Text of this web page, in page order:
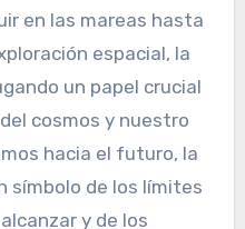
en las mareas hasta
espacial, la
un papel crucial
cosmos y nuestro
hacia el futuro, la
símbolo de los límites
y de los